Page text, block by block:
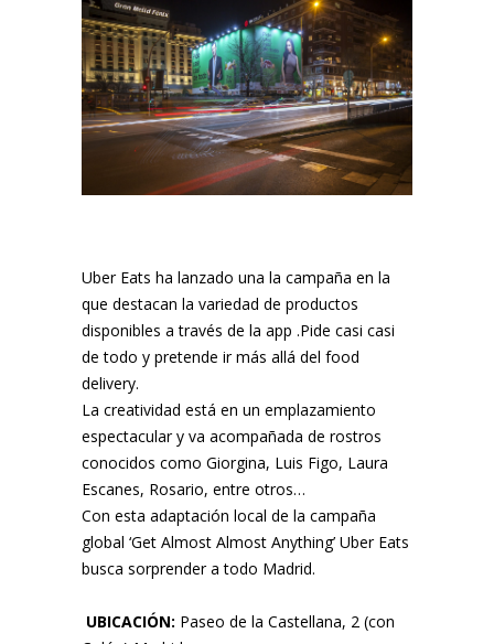
Uber Eats ha lanzado una la campaña en la
que destacan la variedad de productos
disponibles a través de la app .Pide casi casi
de todo y pretende ir más allá del food
delivery.
La creatividad está en un emplazamiento
espectacular y va acompañada de rostros
conocidos como Giorgina, Luis Figo, Laura
Escanes, Rosario, entre otros…
Con esta adaptación local de la campaña
global ‘Get Almost Almost Anything’ Uber Eats
busca sorprender a todo Madrid.
UBICACIÓN: Paseo de la Castellana, 2 (con